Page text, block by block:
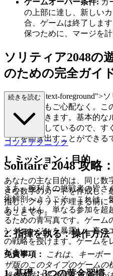
の上部に達し、新しい
合、ゲームは終了しま
保つために、マージを計
ソリティア2048の
のための完全ガイ
class="mb-4 text-foreground">
めての方でもご心配なく。
ることができます。基本的
べてを網羅しているので、
コアを叩き出すことができる
1. ミッション：目的
あなたの主な目的は、同じ数
きな数字のカードを作成し、
指し、グリッドが埋まる前に
ることです。
2. 指揮を執る：操作方法
免責事項：
これは、キーボ
ザ版のこのタイプのゲームの
続きを読む
コツとテクニック
Solitaire 2048 攻略
さあ、腕利きの挑戦者の皆さ
術解剖へようこそ。これは、
ありません。単なる参加を超
るための青写真です。ゲーム
ングエンジンを暴露し、真の
の戦略を授けます。ゲームを
ださい。
1. 基礎：3つの黄金習慣